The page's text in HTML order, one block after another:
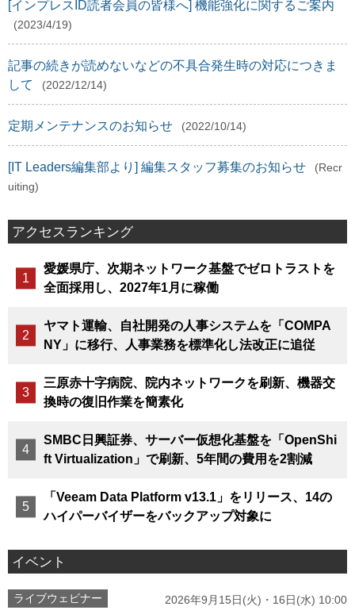
[インプレスID読者会員の皆様へ] 機能強化に関するご案内
(2023/4/19)
記事の続きが読めないなどの不具合発生時の対応につきま
して
(2022/12/14)
定期メンテナンスのお知らせ (2022/10/14)
[IT Leaders編集部より] 編集スタッフ募集のお知らせ
(Recr
uiting)
アクセスランキング
愛媛県庁、次期ネットワーク基盤でゼロトラストを
全面採用し、2027年1月に稼働
ヤマト運輸、自社開発の人事システムを「COMPA
NY」に移行、人事業務を標準化し法改正に追従
三原赤十字病院、院内ネットワークを刷新、機器交
換時の復旧作業を簡素化
SMBC日興証券、サーバー仮想化基盤を「OpenShi
ft Virtualization」で刷新、5年間の費用を2割減
「Veeam Data Platform v13.1」をリリース、14の
ハイパーバイザーをバックアップ対象に
イベント
ライブウェビナー 2026年9月15日(火)・16日(水) 10:00